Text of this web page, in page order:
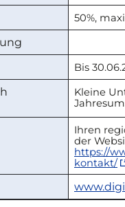
50%,
Bis
Kleine
Ihren
der
https://
kontakt/